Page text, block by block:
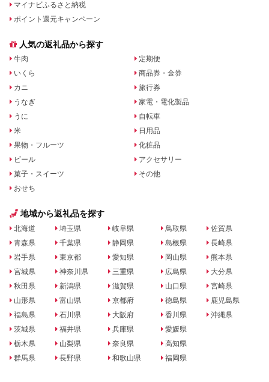
マイナビふるさと納税
ポイント還元キャンペーン
人気の返礼品から探す
牛肉
いくら
カニ
うなぎ
うに
米
果物・フルーツ
ビール
菓子・スイーツ
おせち
定期便
商品券・金券
旅行券
家電・電化製品
自転車
日用品
化粧品
アクセサリー
その他
地域から返礼品を探す
北海道
青森県
岩手県
宮城県
秋田県
山形県
福島県
茨城県
栃木県
群馬県
埼玉県
千葉県
東京都
神奈川県
新潟県
富山県
石川県
福井県
山梨県
長野県
岐阜県
静岡県
愛知県
三重県
滋賀県
京都府
大阪府
兵庫県
奈良県
和歌山県
鳥取県
島根県
岡山県
広島県
山口県
徳島県
香川県
愛媛県
高知県
福岡県
佐賀県
長崎県
熊本県
大分県
宮崎県
鹿児島県
沖縄県